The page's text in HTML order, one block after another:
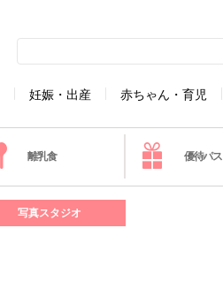
妊娠・出産 赤ちゃん・育児
離乳食 優待パス
写真スタジオ